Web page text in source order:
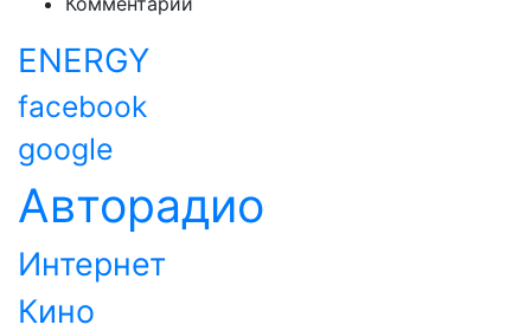
ENERGY
facebook
google
Авторадио
Интернет
Кино